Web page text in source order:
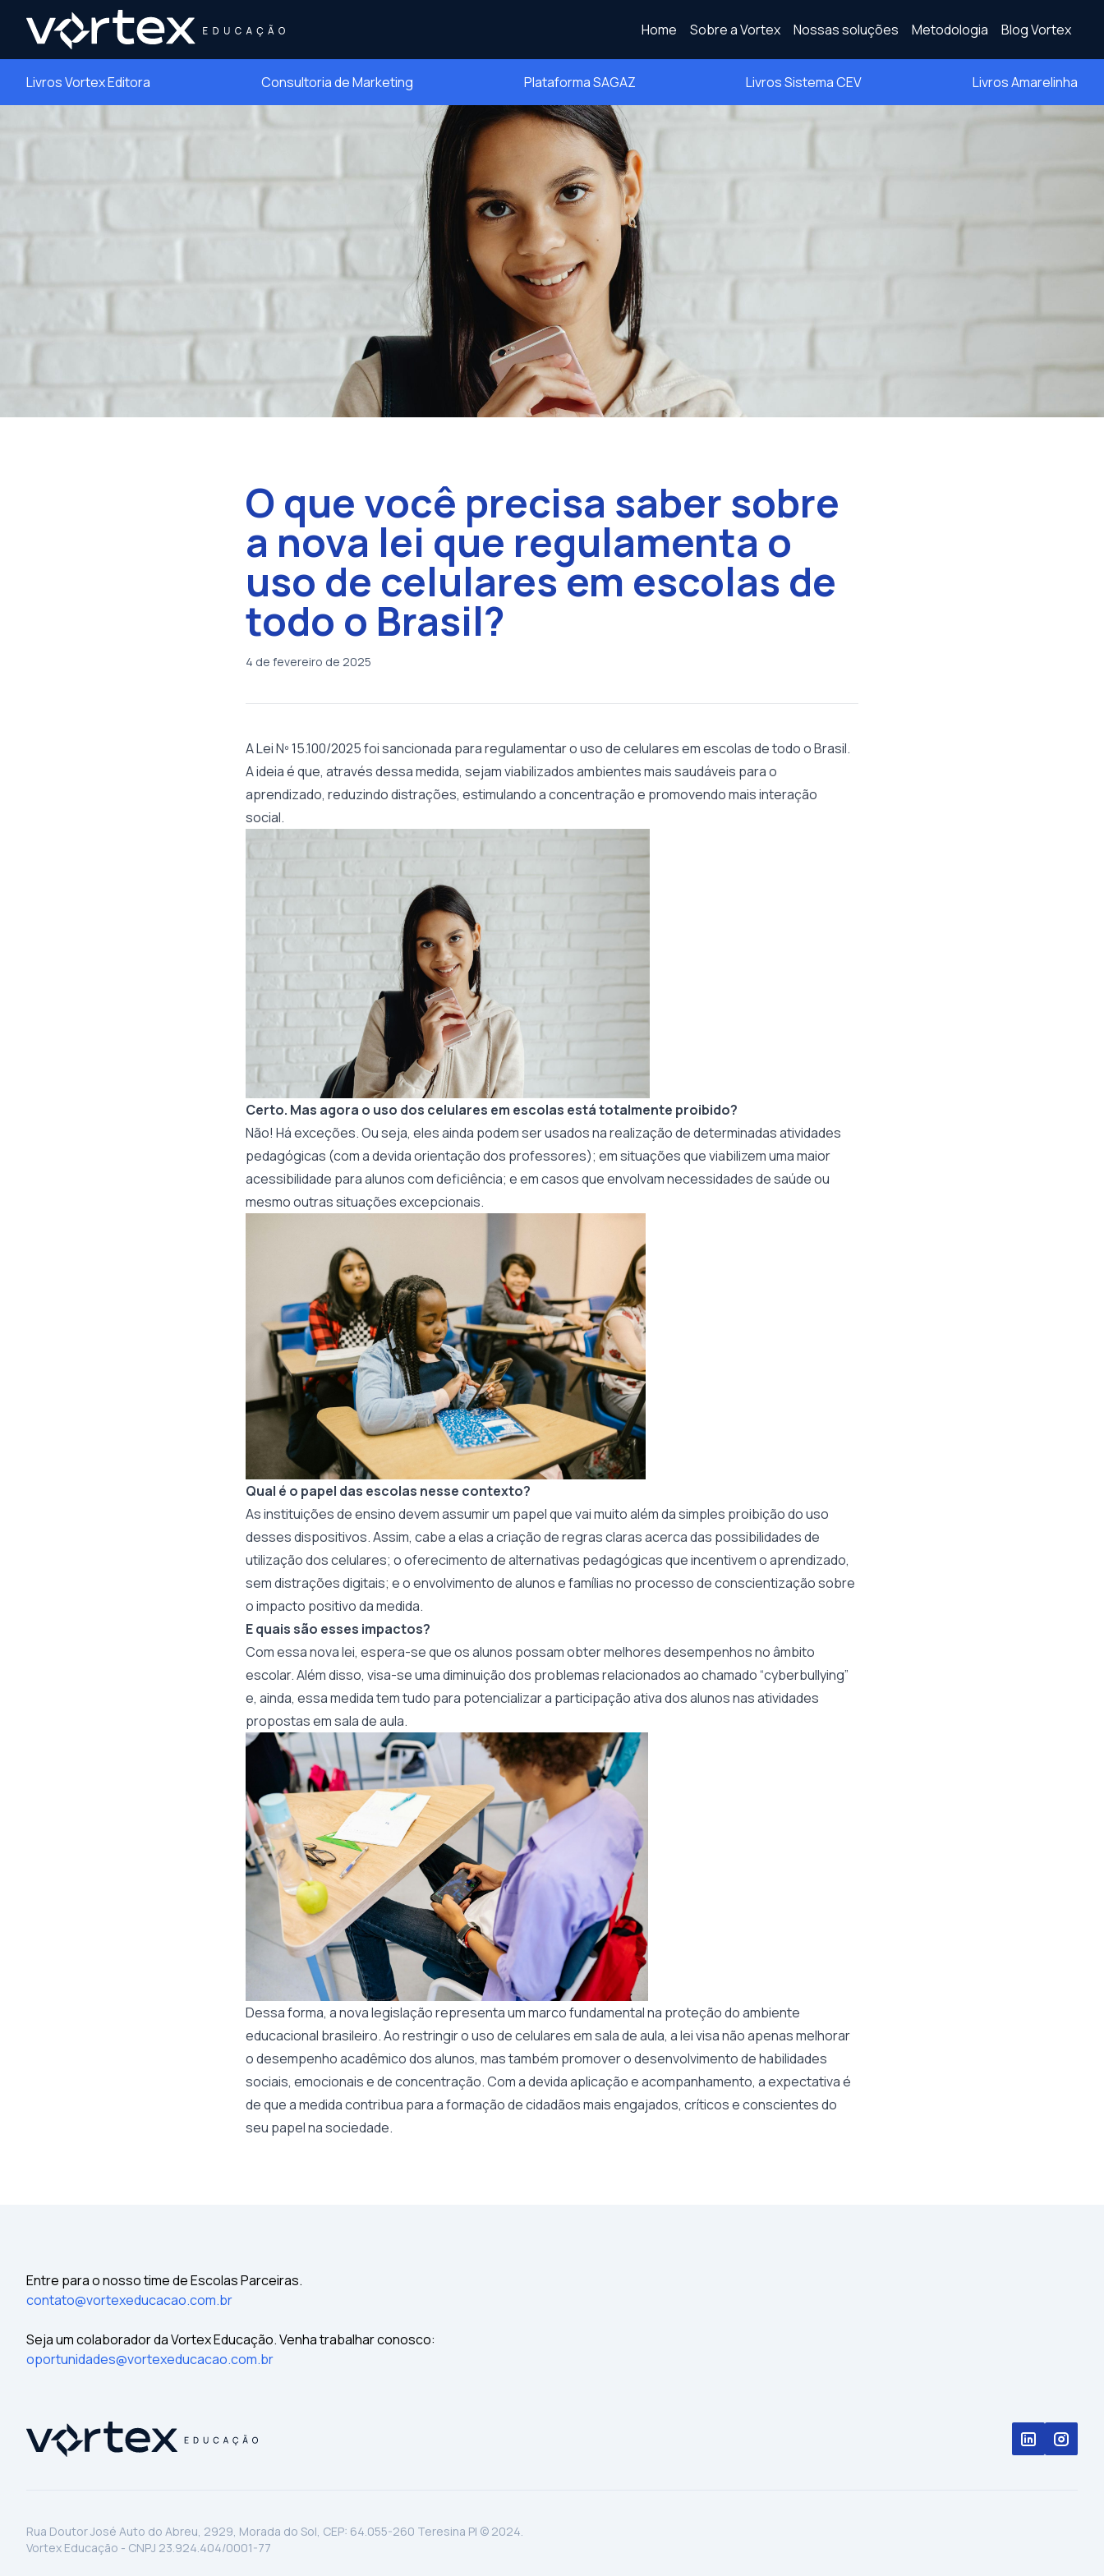
Home Sobre a Vortex Nossas soluções Metodologia Blog Vortex
Livros Vortex Editora Consultoria de Marketing Plataforma SAGAZ Livros Sistema CEV Livros Amarelinha
O que você precisa saber sobre
a nova lei que regulamenta o
uso de celulares em escolas de
todo o Brasil?
4 de fevereiro de 2025
A Lei Nº 15.100/2025 foi sancionada para regulamentar o uso de celulares em escolas de todo o Brasil.
A ideia é que, através dessa medida, sejam viabilizados ambientes mais saudáveis para o
aprendizado, reduzindo distrações, estimulando a concentração e promovendo mais interação
social.
Certo. Mas agora o uso dos celulares em escolas está totalmente proibido?
Não! Há exceções. Ou seja, eles ainda podem ser usados na realização de determinadas atividades
pedagógicas (com a devida orientação dos professores); em situações que viabilizem uma maior
acessibilidade para alunos com deficiência; e em casos que envolvam necessidades de saúde ou
mesmo outras situações excepcionais.
Qual é o papel das escolas nesse contexto?
As instituições de ensino devem assumir um papel que vai muito além da simples proibição do uso
desses dispositivos. Assim, cabe a elas a criação de regras claras acerca das possibilidades de
utilização dos celulares; o oferecimento de alternativas pedagógicas que incentivem o aprendizado,
sem distrações digitais; e o envolvimento de alunos e famílias no processo de conscientização sobre
o impacto positivo da medida.
E quais são esses impactos?
Com essa nova lei, espera-se que os alunos possam obter melhores desempenhos no âmbito
escolar. Além disso, visa-se uma diminuição dos problemas relacionados ao chamado “cyberbullying”
e, ainda, essa medida tem tudo para potencializar a participação ativa dos alunos nas atividades
propostas em sala de aula.
Dessa forma, a nova legislação representa um marco fundamental na proteção do ambiente
educacional brasileiro. Ao restringir o uso de celulares em sala de aula, a lei visa não apenas melhorar
o desempenho acadêmico dos alunos, mas também promover o desenvolvimento de habilidades
sociais, emocionais e de concentração. Com a devida aplicação e acompanhamento, a expectativa é
de que a medida contribua para a formação de cidadãos mais engajados, críticos e conscientes do
seu papel na sociedade.
Entre para o nosso time de Escolas Parceiras.
contato@vortexeducacao.com.br
Seja um colaborador da Vortex Educação. Venha trabalhar conosco:
oportunidades@vortexeducacao.com.br
Rua Doutor José Auto do Abreu, 2929, Morada do Sol, CEP: 64.055-260 Teresina PI © 2024.
Vortex Educação - CNPJ 23.924.404/0001-77